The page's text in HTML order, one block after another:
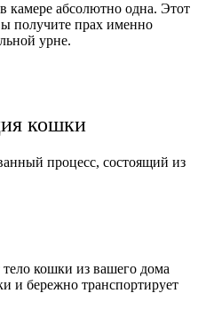
камере абсолютно одна. Этот
получите прах именно
урне.
кошки
процесс, состоящий из
кошки из вашего дома
и бережно транспортирует